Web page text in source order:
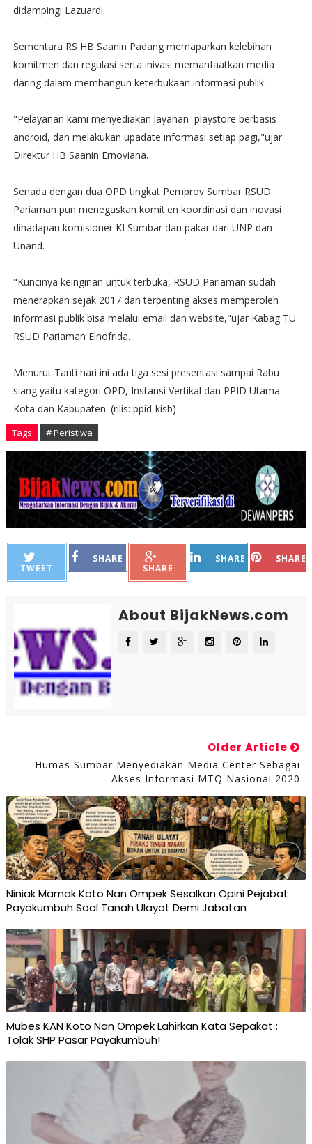
didampingi Lazuardi.
Sementara RS HB Saanin Padang memaparkan kelebihan
komitmen dan regulasi serta inivasi memanfaatkan media
daring dalam membangun keterbukaan informasi publik.
"Pelayanan kami menyediakan layanan playstore berbasis
android, dan melakukan upadate informasi setiap pagi,"ujar
Direktur HB Saanin Ernoviana.
Senada dengan dua OPD tingkat Pemprov Sumbar RSUD
Pariaman pun menegaskan komit'en koordinasi dan inovasi
dihadapan komisioner KI Sumbar dan pakar dari UNP dan
Unand.
"Kuncinya keinginan untuk terbuka, RSUD Pariaman sudah
menerapkan sejak 2017 dan terpenting akses memperoleh
informasi publik bisa melalui email dan website,"ujar Kabag TU
RSUD Pariaman Elnofrida.
Menurut Tanti hari ini ada tiga sesi presentasi sampai Rabu
siang yaitu kategori OPD, Instansi Vertikal dan PPID Utama
Kota dan Kabupaten. (rilis: ppid-kisb)
Tags # Peristiwa
TWEET
SHARE
SHARE
SHARE SHARE
About BijakNews.com
Older Article
Humas Sumbar Menyediakan Media Center Sebagai
Akses Informasi MTQ Nasional 2020
Niniak Mamak Koto Nan Ompek Sesalkan Opini Pejabat
Payakumbuh Soal Tanah Ulayat Demi Jabatan
Mubes KAN Koto Nan Ompek Lahirkan Kata Sepakat :
Tolak SHP Pasar Payakumbuh!